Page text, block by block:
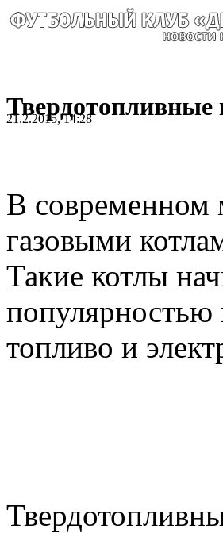
Твердотопливные
21.2.2015, 14:28
В современном
газовыми
Такие котлы
популярностью
топливо и